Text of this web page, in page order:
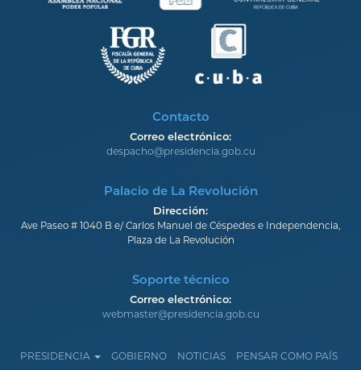
Contacto
Correo electrónico:
despacho@presidencia.gob.cu
Palacio de La Revolución
Dirección:
Ave Paseo # 1040 B e/ Carlos Manuel de Céspedes e Independencia,
Plaza de La Revolución
Soporte técnico
Correo electrónico:
webmaster@presidencia.gob.cu
PRESIDENCIA GOBIERNO NOTICIAS PENSAR COMO PAÍS